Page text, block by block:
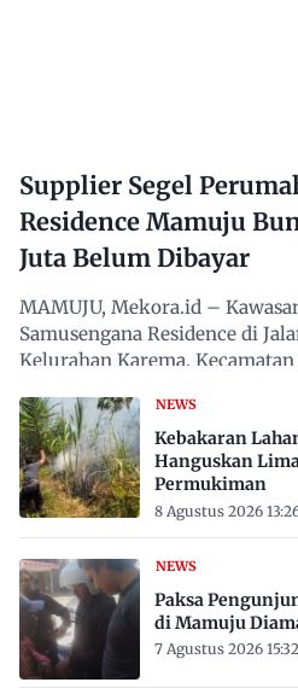
Supplier Segel
Residence Mamuju
Juta Belum Dibayar
MAMUJU, Mekora.id –
Samusengana Residence di
Kelurahan Karema,
NEWS
Kebakaran
Hanguskan
Permukiman
8 Agustus 2026
NEWS
Paksa
di Mamuju
7 Agustus 2026 15:32